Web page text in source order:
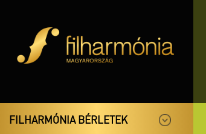
FILHARMÓNIA BÉRLETEK